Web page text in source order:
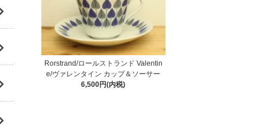
Rorstrand/ロールストランド Valentin
e/ヴァレンタイン カップ＆ソーサー
6,500円(内税)